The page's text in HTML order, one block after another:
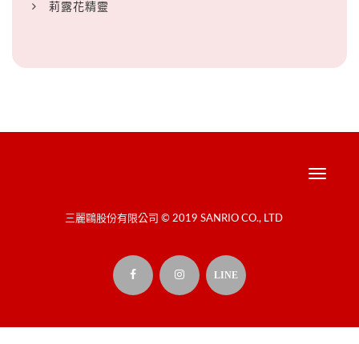
莉露花精靈
Toggle
三麗鷗股份有限公司 © 2019 SANRIO CO., LTD